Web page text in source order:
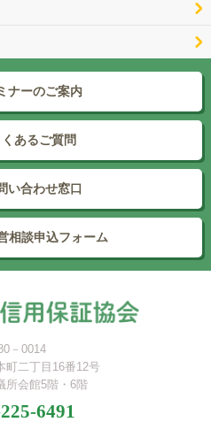
ナーのご案内
くあるご質問
い合わせ窓口
相談申込フォーム
－0014
町二丁目16番12号
所会館5階・6階
6491